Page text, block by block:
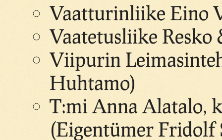
Vaatturinliike Eino
Vaatetusliike Resko
Viipurin
Huhtamo)
T:mi Anna Alatalo,
(Eigentümer Fridolf